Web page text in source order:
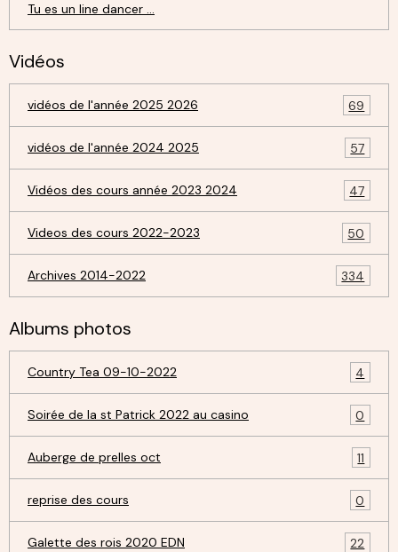
Tu es un line dancer ...
Vidéos
vidéos de l'année 2025 2026 69
vidéos de l'année 2024 2025 57
Vidéos des cours année 2023 2024 47
Videos des cours 2022-2023 50
Archives 2014-2022 334
Albums photos
Country Tea 09-10-2022 4
Soirée de la st Patrick 2022 au casino 0
Auberge de prelles oct 11
reprise des cours 0
Galette des rois 2020 EDN 22